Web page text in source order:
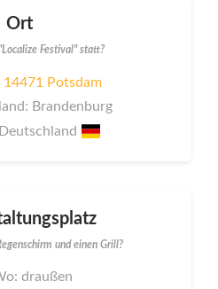
Ort
Festival" statt?
14471 Potsdam
Brandenburg
und einen Grill?
draußen